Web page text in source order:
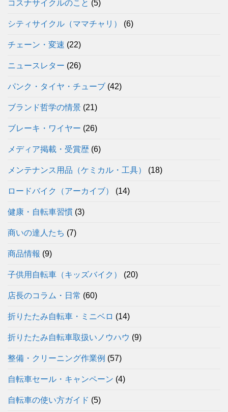
コスナサイクルのこと (5)
シティサイクル（ママチャリ） (6)
チェーン・変速 (22)
ニュースレター (26)
パンク・タイヤ・チューブ (42)
ブランド哲学の情景 (21)
ブレーキ・ワイヤー (26)
メディア掲載・受賞歴 (6)
メンテナンス用品（ケミカル・工具） (18)
ロードバイク（アーカイブ） (14)
健康・自転車習慣 (3)
商いの達人たち (7)
商品情報 (9)
子供用自転車（キッズバイク） (20)
店長のコラム・日常 (60)
折りたたみ自転車・ミニベロ (14)
折りたたみ自転車取扱いノウハウ (9)
整備・クリーニング作業例 (57)
自転車セール・キャンペーン (4)
自転車の使い方ガイド (5)